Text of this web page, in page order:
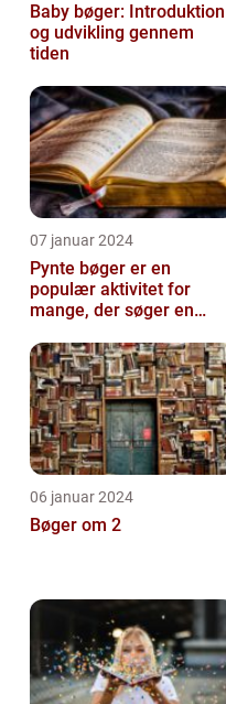
Baby bøger: Introduktion
og udvikling gennem
tiden
07 januar 2024
Pynte bøger er en
populær aktivitet for
mange, der søger en
06 januar 2024
Bøger om 2